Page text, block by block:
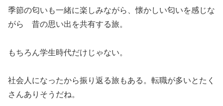
季節の匂いも一緒に楽しみながら、懐かしい匂いを感じな
がら 昔の思い出を共有する旅。
もちろん学生時代だけじゃない。
社会人になったから振り返る旅もある。転職が多いとたく
さんありそうだね。